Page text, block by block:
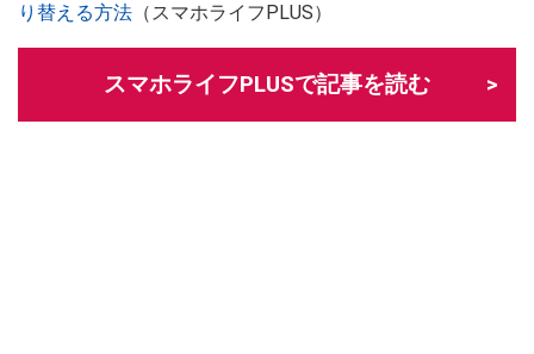
り替える方法 （スマホライフPLUS）
スマホライフPLUSで記事を読む